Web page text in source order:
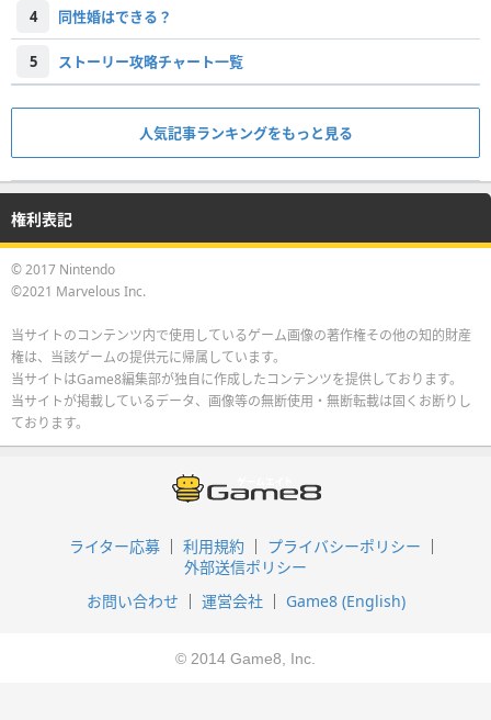
4 同性婚はできる？
5 ストーリー攻略チャート一覧
人気記事ランキングをもっと見る
権利表記
© 2017 Nintendo
©2021 Marvelous Inc.
当サイトのコンテンツ内で使用しているゲーム画像の著作権その他の知的財産
権は、当該ゲームの提供元に帰属しています。
当サイトはGame8編集部が独自に作成したコンテンツを提供しております。
当サイトが掲載しているデータ、画像等の無断使用・無断転載は固くお断りし
ております。
ライター応募 利用規約
プライバシーポリシー
外部送信ポリシー
お問い合わせ
運営会社 Game8 (English)
© 2014 Game8, Inc.